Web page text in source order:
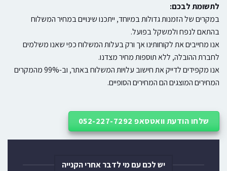
לתשומת לבכם:
במקרים של הזמנות גדולות במיוחד, ייתכנו שינויים במחיר המשלוח
בהתאם לנפח ולמשקל בפועל.
אנו מחייבים את לקוחותינו אך ורק בעלות המשלוח כפי שאנו משלמים
לחברת ההובלה, ללא תוספות מחיר מצדנו.
אנו מקפידים לדייק את חישוב עלויות המשלוח באתר, וב-99% מהמקרים
המחירים המוצגים הם המחירים הסופיים.
שלחו הודעת וואטסאפ 052-227-7292
יש לכם עם מי לדבר אחרי הקנייה